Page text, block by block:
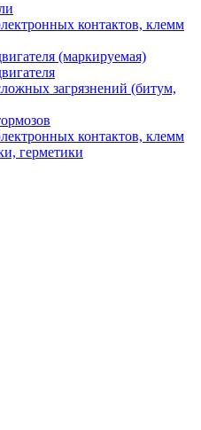
контактов, клемм
(маркируемая)
загрязнений (битум,
контактов, клемм
герметики